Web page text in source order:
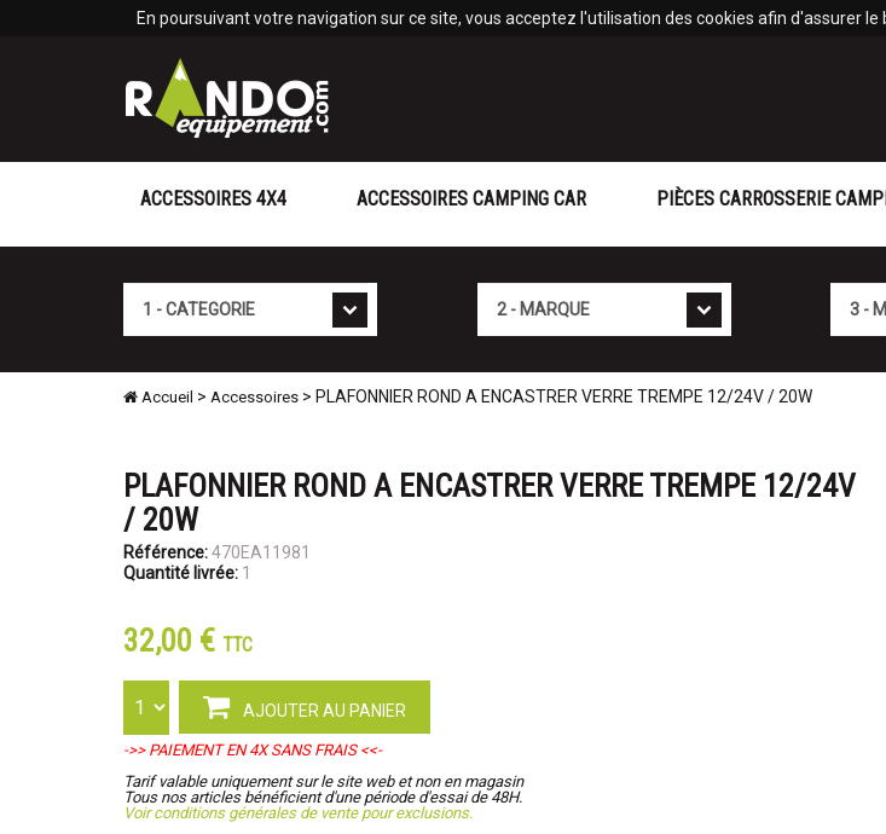
En poursuivant votre navigation sur ce site, vous acceptez l'utilisation des cookies afin d'assurer
ACCESSOIRES 4X4 ACCESSOIRES CAMPING CAR PIÈCES CARROSSERIE
Accueil > Accessoires > PLAFONNIER ROND A ENCASTRER VERRE TREMPE 12/24V / 20W
PLAFONNIER ROND A ENCASTRER VERRE TREMPE 12/24V
/ 20W
Référence:470EA11981
Quantité livrée: 1
32,00 € TTC
AJOUTER AU PANIER
->> PAIEMENT EN 4X SANS FRAIS <<-
Tarif valable uniquement sur le site web et non en magasin
Tous nos articles bénéficient d'une période d'essai de 48H.
Voir conditions générales de vente pour exclusions.
Panneau de gestion des cookies